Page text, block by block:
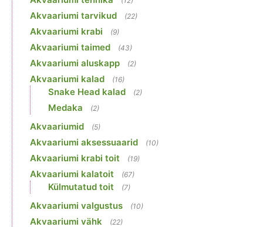
Akvaariumi tarvikud (22)
Akvaariumi krabi (9)
Akvaariumi taimed (43)
Akvaariumi aluskapp (2)
Akvaariumi kalad (16)
Snake Head kalad (2)
Medaka (2)
Akvaariumid (5)
Akvaariumi aksessuaarid (10)
Akvaariumi krabi toit (19)
Akvaariumi kalatoit (67)
Külmutatud toit (7)
Akvaariumi valgustus (10)
Akvaariumi vähk (22)